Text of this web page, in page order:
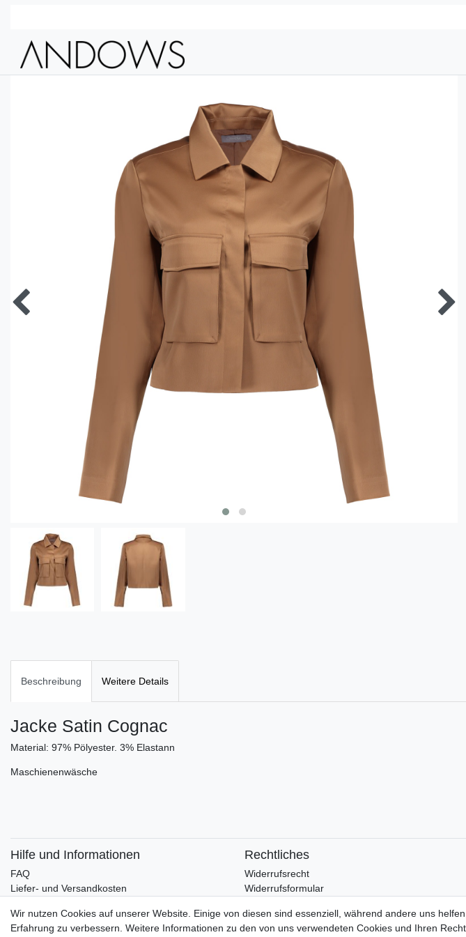
Beschreibung Weitere Details
Jacke Satin Cognac
Material: 97% Pölyester. 3% Elastann
Maschienenwäsche
Hilfe und Informationen
FAQ
Liefer- und Versandkosten
Zahlungsmethoden
Rechtliches
Widerrufsrecht
Widerrufsformular
AGBs
Datenschutz
Wir nutzen Cookies auf unserer Website. Einige von diesen sind essenziell, während andere uns
Erfahrung zu verbessern. Weitere Informationen zu den von uns verwendeten Cookies und Ihren